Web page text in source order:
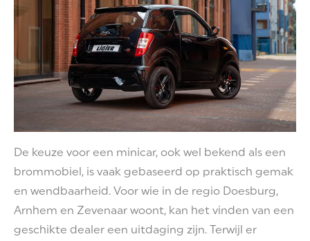
De keuze voor een minicar, ook wel bekend als een
brommobiel, is vaak gebaseerd op praktisch gemak
en wendbaarheid. Voor wie in de regio Doesburg,
Arnhem en Zevenaar woont, kan het vinden van een
geschikte dealer een uitdaging zijn. Terwijl er